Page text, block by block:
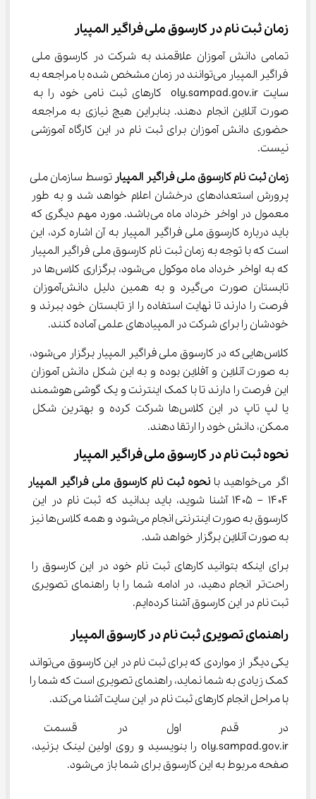
زمان ثبت نام در کارسوق ملی فراگیر المپیار
تمامی دانش آموزان علاقمند به شرکت در کارسوق ملی
فراگیر المپیار می‌توانند در زمان مشخص شده با مراجعه به
سایت oly.sampad.gov.ir کارهای ثبت نامی خود را به
صورت آنلاین انجام دهند. بنابراین هیچ نیازی به مراجعه
حضوری دانش آموزان برای ثبت نام در این کارگاه آموزشی
نیست.
زمان ثبت نام کارسوق ملی فراگیر المپیار توسط سازمان ملی
پرورش استعدادهای درخشان اعلام خواهد شد و به طور
معمول در اواخر خرداد ماه می‌باشد. مورد مهم دیگری که
باید درباره کارسوق ملی فراگیر المپیار به آن اشاره کرد، این
است که با توجه به زمان ثبت نام کارسوق ملی فراگیر المپیار
که به اواخر خرداد ماه موکول می‌شود، برگزاری کلاس‌ها در
تابستان صورت می‌گیرد و به همین دلیل دانش‌آموزان
فرصت را دارند تا نهایت استفاده را از تابستان خود ببرند و
خودشان را برای شرکت در المپیادهای علمی آماده کنند.
کلاس‌هایی که در کارسوق ملی فراگیر المپیار برگزار می‌شود،
به صورت آنلاین و آفلاین بوده و به این شکل دانش آموزان
این فرصت را دارند تا با کمک اینترنت و یک گوشی هوشمند
یا لپ تاپ در این کلاس‌ها شرکت کرده و بهترین شکل
ممکن، دانش خود را ارتقا دهند.
نحوه ثبت نام در کارسوق ملی فراگیر المپیار
اگر می‌خواهید با
نحوه ثبت نام کارسوق ملی فراگیر المپیار
۱۴۰۴ – ۱۴۰۵ آشنا شوید، باید بدانید که ثبت نام در این
کارسوق به صورت اینترنتی انجام می‌شود و همه کلاس‌ها نیز
به صورت آنلاین برگزار خواهد شد.
برای اینکه بتوانید کارهای ثبت نام خود در این کارسوق را
راحت‌تر انجام دهید، در ادامه شما را با راهنمای تصویری
ثبت نام در این کارسوق آشنا کرده‌ایم.
راهنمای تصویری ثبت نام در کارسوق المپیار
یکی دیگر از مواردی که برای ثبت نام در این کارسوق می‌تواند
کمک زیادی به شما نماید، راهنمای تصویری است که شما را
با مراحل انجام کارهای ثبت نام در این سایت آشنا می‌کند.
در قدم اول در قسمت
oly.sampad.gov.ir را بنویسید و روی اولین لینک بزنید،
صفحه مربوط به این کارسوق برای شما باز می‌شود.